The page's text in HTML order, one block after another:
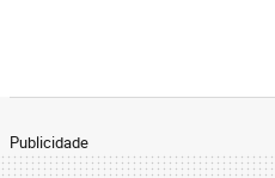
Publicidade